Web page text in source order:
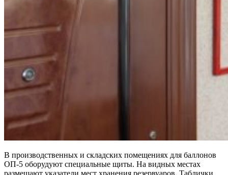
В производственных и складских помещениях для баллонов
ОП-5 оборудуют специальные щиты. На видных местах
размещают указатели мест хранения резервуаров. Таблички